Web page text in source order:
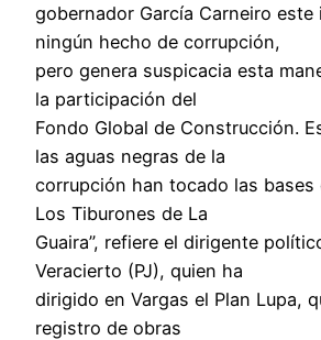
gobernador García Carneiro este
ningún hecho de corrupción,
pero genera suspicacia esta
la participación del
Fondo Global de Construcción.
las aguas negras de la
corrupción han tocado las bases
Los Tiburones de La
Guaira”, refiere el dirigente
Veracierto (PJ), quien ha
dirigido en Vargas el Plan Lupa,
registro de obras